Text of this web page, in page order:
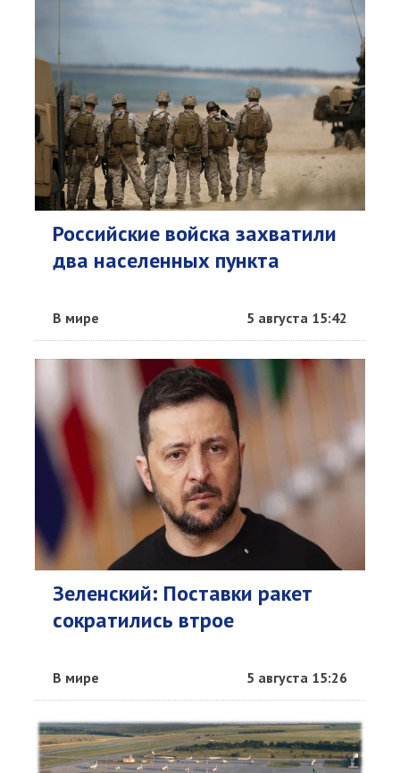
Российские войска захватили
два населенных пункта
В мире 5 августа 15:42
Зеленский: Поставки ракет
сократились втрое
В мире 5 августа 15:26